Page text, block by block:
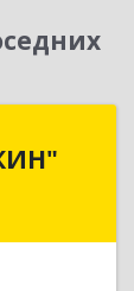
"КИН"